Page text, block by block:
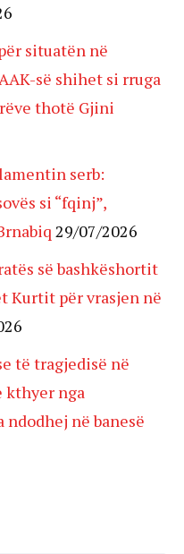
situatën në
së shihet si rruga
thotë Gjini
serb:
si “fqinj”,
29/07/2026
së bashkëshortit
Kurtit për vrasjen në
të tragjedisë në
kthyer nga
ndodhej në banesë